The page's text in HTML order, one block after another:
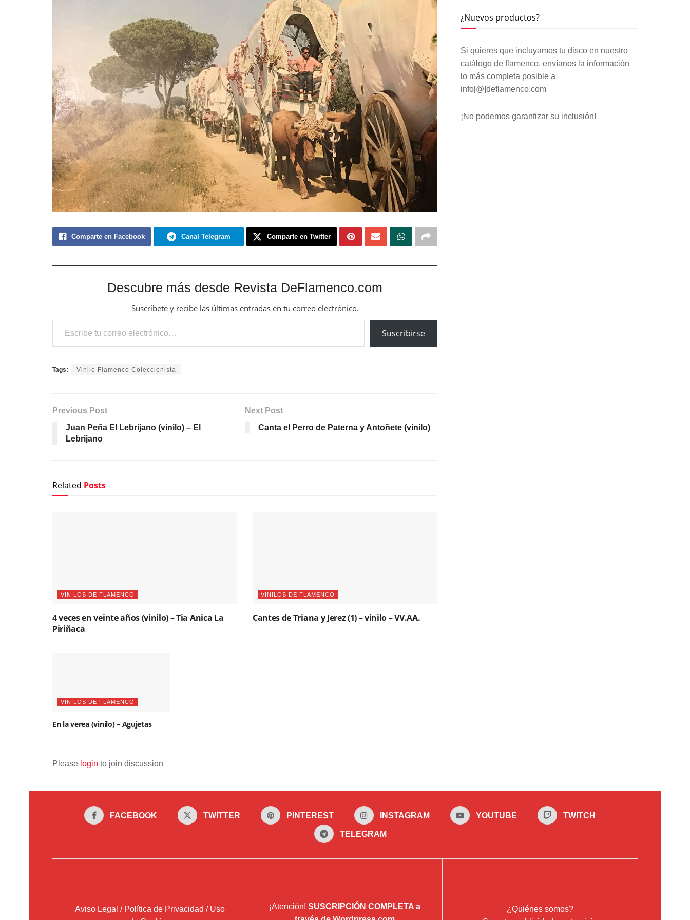
Comparte en Facebook Canal Telegram Comparte en Twitter
Descubre más desde Revista DeFlamenco.com
Suscríbete y recibe las últimas entradas en tu correo electrónico.
Escribe tu correo electrónico…
Suscribirse
Tags: Vinilo Flamenco Coleccionista
Previous Post
Juan Peña El Lebrijano (vinilo) – El
Lebrijano
Next Post
Canta el Perro de Paterna y Antoñete (vinilo)
Related Posts
VINILOS DE FLAMENCO
4 veces en veinte años (vinilo) – Tia Anica La
Piriñaca
VINILOS DE FLAMENCO
Cantes de Triana y Jerez (1) – vinilo – VV.AA.
VINILOS DE FLAMENCO
En la verea (vinilo) – Agujetas
Please login to join discussion
¿Nuevos productos?
Si quieres que incluyamos tu disco en nuestro
catálogo de flamenco, envíanos la información
lo más completa posible a
info[@]deflamenco.com
¡No podemos garantizar su inclusión!
FACEBOOK TWITTER PINTEREST INSTAGRAM YOUTUBE TWITCH
TELEGRAM
Aviso Legal / Política de Privacidad / Uso
¡Atención! SUSCRIPCIÓN COMPLETA a
¿Quiénes somos?